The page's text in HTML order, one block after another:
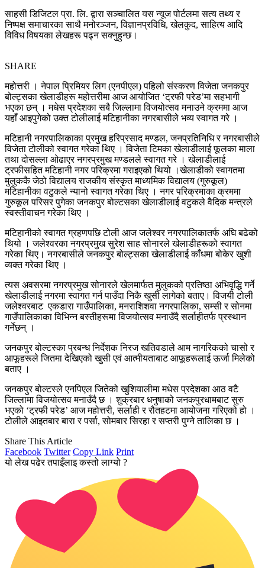
साहसी डिजिटल प्रा. लि. द्वारा सञ्चालित यस न्यूज पोर्टलमा सत्य तथ्य र
निष्पक्ष समाचारका साथै मनोरञ्जन, विज्ञानप्रविधि, खेलकुद, साहित्य आदि
विविध विषयका लेखहरू पढ्न सक्नुहुन्छ।
SHARE
महोत्तरी । नेपाल प्रिमियर लिग (एनपीएल) पहिलो संस्करण विजेता जनकपुर
बोल्ट्सका खेलाडीहरू महोत्तरीमा आज आयोजित ‘ट्रफी परेड’मा सहभागी
भएका छन् । मधेस प्रदेशका सबै जिल्लामा विजयोत्सव मनाउने क्रममा आज
यहाँ आइपुगेको उक्त टोलीलाई मटिहानीका नगरबासीले भव्य स्वागत गरे ।
मटिहानी नगरपालिकाका प्रमुख हरिप्रसाद मण्डल, जनप्रतिनिधि र नगरबासीले
विजेता टोलीको स्वागत गरेका थिए । विजेता टिमका खेलाडीलाई फूलका माला
तथा दोसल्ला ओढाएर नगरप्रमुख मण्डलले स्वागत गरे । खेलाडीलाई
ट्रफीसहित मटिहानी नगर परिक्रमा गराइएको थियो ।खेलाडीको स्वागतमा
मुलुककै जेठो विद्यालय राजकीय संस्कृत माध्यमिक विद्यालय (गुरुकूल)
मटिहानीका वटुकले न्यानो स्वागत गरेका थिए । नगर परिक्रमाका क्रममा
गुरुकूल परिसर पुगेका जनकपुर बोल्टसका खेलाडीलाई वटुकले वैदिक मन्त्रले
स्वस्तीवाचन गरेका थिए ।
मटिहानीको स्वागत ग्रहणपछि टोली आज जलेश्वर नगरपालिकातर्फ अघि बढेको
थियो । जलेश्वरका नगरप्रमुख सुरेश साह सोनारले खेलाडीहरूको स्वागत
गरेका थिए। नगरबासीले जनकपुर बोल्ट्सका खेलाडीलाई काँधमा बोकेर खुशी
व्यक्त गरेका थिए ।
त्यस अवसरमा नगरप्रमुख सोनारले खेलमार्फत मुलुकको प्रतिष्ठा अभिवृद्धि गर्ने
खेलाडीलाई नगरमा स्वागत गर्न पाउँदा निकै खुसी लागेको बताए। विजयी टोली
जलेश्वरबाट एकडारा गाउँपालिका, मनराशिशवा नगरपालिका, सम्सी र सोनमा
गाउँपालिकाका विभिन्न बस्तीहरूमा विजयोत्सव मनाउँदै सर्लाहीतर्फ प्रस्थान
गर्नेछन् ।
जनकपुर बोल्टस्का प्रबन्ध निर्देशक निरज खतिवडाले आम नागरिकको चासो र
आफूहरूले जितमा देखिएको खुसी एवं आत्मीयताबाट आफूहरूलाई ऊर्जा मिलेको
बताए ।
जनकपुर बोल्टस्ले एनपिएल जितेको खुशियालीमा मधेस प्रदेशका आठ वटै
जिल्लामा विजयोत्सव मनाउँदै छ । शुक्रबार धनुषाको जनकपुरधामबाट सुरु
भएको ‘ट्रफी परेड’ आज महोत्तरी, सर्लाही र रौतहटमा आयोजना गरिएको हो ।
टोलीले आइतबार बारा र पर्सा, सोमबार सिरहा र सप्तरी पुग्ने तालिका छ ।
Share This Article
Facebook Twitter Copy Link Print
यो लेख पढेर तपाइँलाइ कस्तो लाग्यो ?